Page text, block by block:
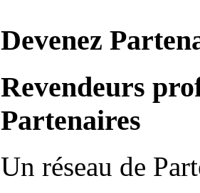
Devenez
Revendeurs
Partenaires
Un réseau de